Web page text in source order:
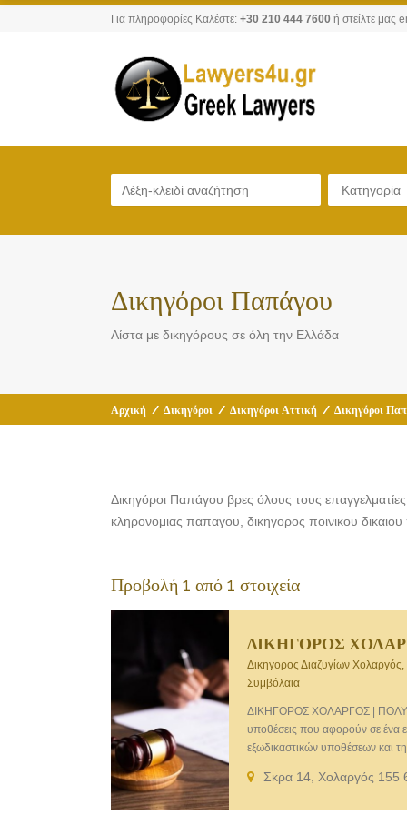
Για πληροφορίες Καλέστε: +30 210 444 7600 ή στείλτε μας
Κατηγορία
Δικηγόροι Παπάγου
Λίστα με δικηγόρους σε όλη την Ελλάδα
Αρχική / Δικηγόροι / Δικηγόροι Αττική / Δικηγόροι
Δικηγόροι Παπάγου βρες όλους τους
κληρονομιας παπαγου, δικηγορος ποινικου
Προβολή 1 από 1 στοιχεία
ΔΙΚΗΓΟΡΟΣ
Δικηγορος Διαζυγίων Χολαργός,
Συμβόλαια
ΔΙΚΗΓΟΡΟΣ ΧΟΛΑΡΓΟΣ |
υποθέσεις που αφορούν σε ένα
εξωδικαστικών υποθέσεων και
Ακινήτων (αγοραπωλησίες
Σκρα 14, Χολαργός 155